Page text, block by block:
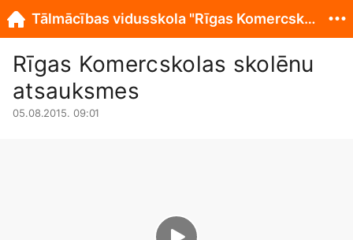
Rīgas Komercskolas skolēnu
atsauksmes
05.08.2015. 09:01
Tālmācības vidusskola "Rīgas Komercskola"